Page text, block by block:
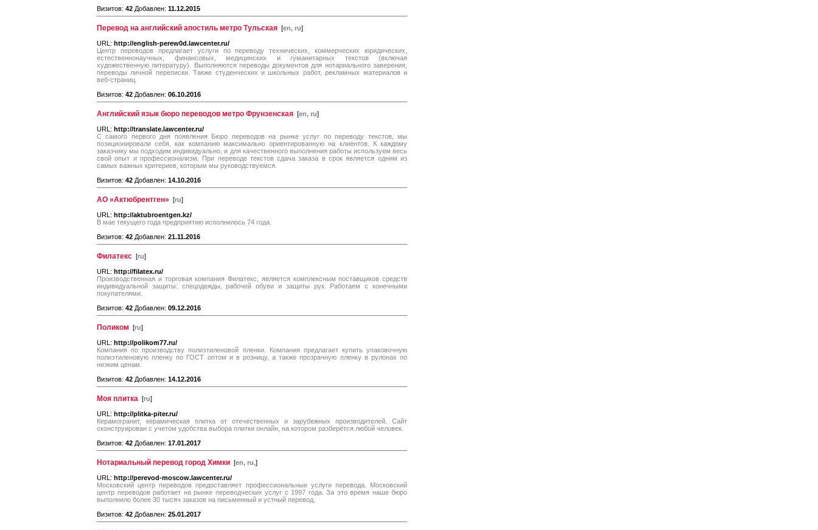
Визитов: 42 Добавлен: 11.12.2015
Перевод на английский апостиль метро Тульская [en, ru]
URL: http://english-perew0d.lawcenter.ru/
Центр переводов предлагает услуги по переводу технических, коммерческих юридических,
естественнонаучных, финансовых, медицинских и гуманитарных текстов (включая
художественную литературу). Выполняются переводы документов для нотариального заверения,
переводы личной переписки. Также студенческих и школьных работ, рекламных материалов и
веб-страниц.
Визитов: 42 Добавлен: 06.10.2016
Английский язык бюро переводов метро Фрунзенская [en, ru]
URL: http://translate.lawcenter.ru/
С самого первого дня появления Бюро переводов на рынке услуг по переводу текстов, мы
позиционировали себя, как компанию максимально ориентированную на клиентов. К каждому
заказчику мы подходим индивидуально, и для качественного выполнения работы используем весь
свой опыт и профессионализм. При переводе текстов сдача заказа в срок является одним из
самых важных критериев, которым мы руководствуемся.
Визитов: 42 Добавлен: 14.10.2016
АО «Актюбрентген» [ru]
URL: http://aktubroentgen.kz/
В мае текущего года предприятию исполнилось 74 года.
Визитов: 42 Добавлен: 21.11.2016
Филатекс [ru]
URL: http://filatex.ru/
Производственная и торговая компания Филатекс, является комплексным поставщиков средств
индивидуальной защиты: спецодежды, рабочей обуви и защиты рук. Работаем с конечными
покупателями.
Визитов: 42 Добавлен: 09.12.2016
Поликом [ru]
URL: http://polikom77.ru/
Компания по производству полиэтиленовой пленки. Компания предлагает купить упаковочную
полиэтиленовую пленку по ГОСТ оптом и в розницу, а также прозрачную пленку в рулонах по
низким ценам.
Визитов: 42 Добавлен: 14.12.2016
Моя плитка [ru]
URL: http://plitka-piter.ru/
Керамогранит, керамическая плитка от отечественных и зарубежных производителей. Сайт
сконструирован с учетом удобства выбора плитки онлайн, на котором разберётся любой человек.
Визитов: 42 Добавлен: 17.01.2017
Нотариальный перевод город Химки [en, ru,]
URL: http://perevod-moscow.lawcenter.ru/
Московский центр переводов предоставляет профессиональные услуги перевода. Московский
центр переводов работает на рынке переводческих услуг с 1997 года. За это время наше бюро
выполнило более 30 тысяч заказов на письменный и устный перевод.
Визитов: 42 Добавлен: 25.01.2017